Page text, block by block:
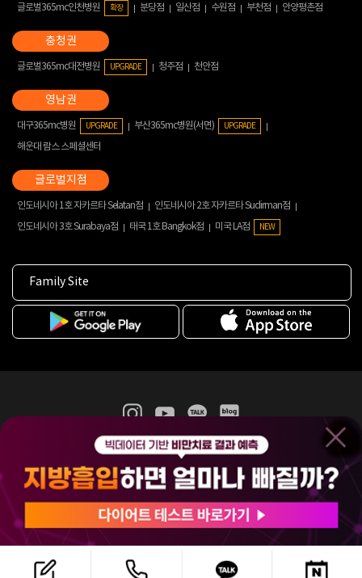
글로벌365mc인천병원 확장 분당점 일산점 수원점 부천점 안양평촌점
글로벌365mc대전병원 UPGRADE 청주점 천안점
대구365mc병원 UPGRADE 부산365mc병원(서면) UPGRADE
해운대 람스 스페셜센터
인도네시아 1호 자카르타 Selatan점
인도네시아 2호 자카르타 Sudirman점
인도네시아 3호 Surabaya점
태국 1호 Bangkok점 미국 LA점 NEW
Family Site
365mc 병·의원 이용약관
홈페이지 이용약관
비급여진료수가
(주)365mcㅣ서울특별시 서초구 서초대로52길 7, 3~4층(서초동, 제일빌딩)
120-87-04354ㅣ김남철
COPYRIGHT(C) 2025 365mc. ALL RIGHTS RESERVED.